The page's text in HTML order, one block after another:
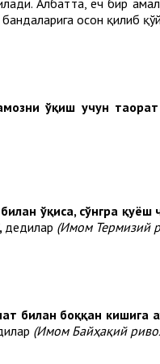
осон қилиб
ўқиш учун
ўқиса, сўнгра қуёш
дедилар (Имом Термизий
билан боққан кишига
(Имом Байҳақий